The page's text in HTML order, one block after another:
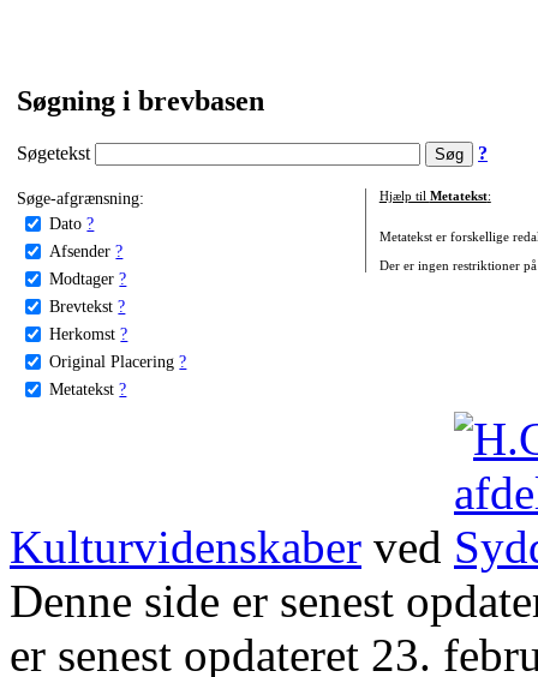
Søgning i brevbasen
Søgetekst ?
Søge-afgrænsning:
Dato ?
Afsender ?
Modtager ?
Brevtekst ?
Herkomst ?
Original Placering ?
Metatekst ?
Hjælp til Metatekst:
Metatekst er forskellige
Der er ingen restriktioner
Kulturvidenskaber ved
Denne side er senest
er senest opdateret 23.